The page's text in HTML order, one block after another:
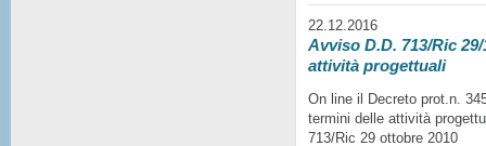
22.12.2016
Avviso D.D. 713/Ric
attività progettuali
On line il Decreto prot.n.
termini delle attività
713/Ric 29 ottobre 2010